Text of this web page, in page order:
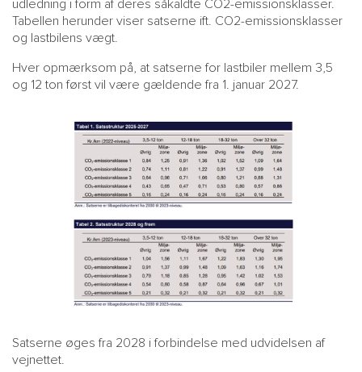
udledning i form af deres såkaldte CO2-emissionsklasser.
Tabellen herunder viser satserne ift. CO2-emissionsklasser
og lastbilens vægt.
Hver opmærksom på, at satserne for lastbiler mellem 3,5
og 12 ton først vil være gældende fra 1. januar 2027.
Satserne øges fra 2028 i forbindelse med udvidelsen af
vejnettet.